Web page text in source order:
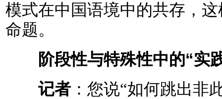
模式在中国语境中的共存，
命题。
阶段性与特殊性中的“实
记者 ：您说“如何跳出非